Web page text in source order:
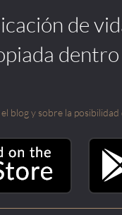
de
blog y sobre la